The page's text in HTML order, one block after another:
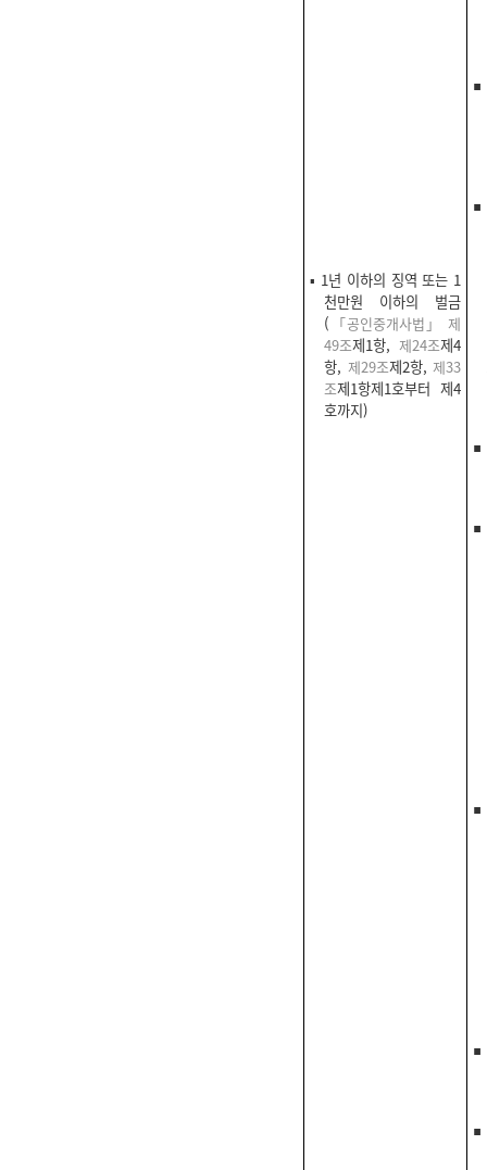
▪ 1년 이하의 징역 또는 1
천만원 이하의 벌금
( 「공인중개사법」 제
49조제1항, 제24조제4
항, 제29조제2항, 제33
조제1항제1호부터 제4
호까지)